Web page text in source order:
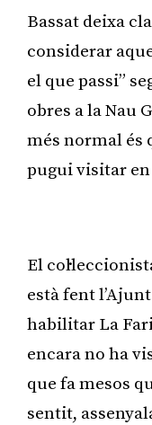
Bassat deixa
considerar
el que passi”
obres a la Nau
més normal és
pugui visitar
El
està fent
habilitar La
encara no ha
que fa mesos
sentit,